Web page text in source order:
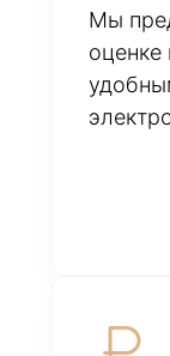
Мы
оценке